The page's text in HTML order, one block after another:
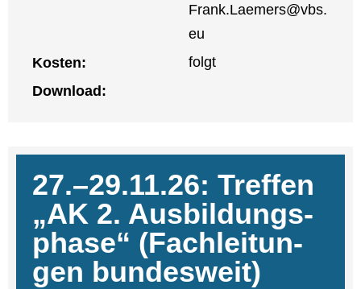
Frank.Laemers@vbs.
eu
Kos­ten:
folgt
Down­load:
27.–29.11.26: Tref­fen
„AK 2. Aus­bil­dungs­
pha­se“ (Fach­lei­tun­
gen bun­des­weit)